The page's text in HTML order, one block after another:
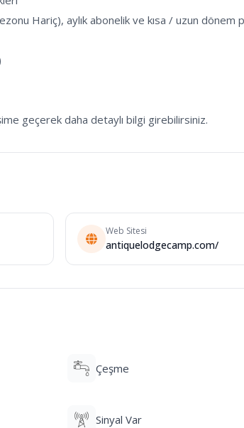
geçerek daha detaylı bilgi girebilirsiniz.
Web Sitesi
antiquelodgecamp.com/
Çeşme
Sinyal Var